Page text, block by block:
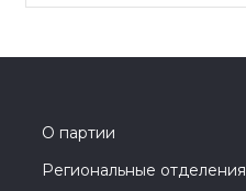
О партии
Региональные отделения